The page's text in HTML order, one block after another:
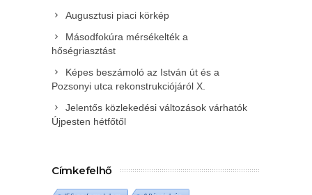
Augusztusi piaci körkép
Másodfokúra mérsékelték a
hőségriasztást
Képes beszámoló az István út és a
Pozsonyi utca rekonstrukciójáról X.
Jelentős közlekedési változások várhatók
Újpesten hétfőtől
Címkefelhő